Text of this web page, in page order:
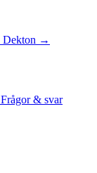
Dekton →
Frågor & svar